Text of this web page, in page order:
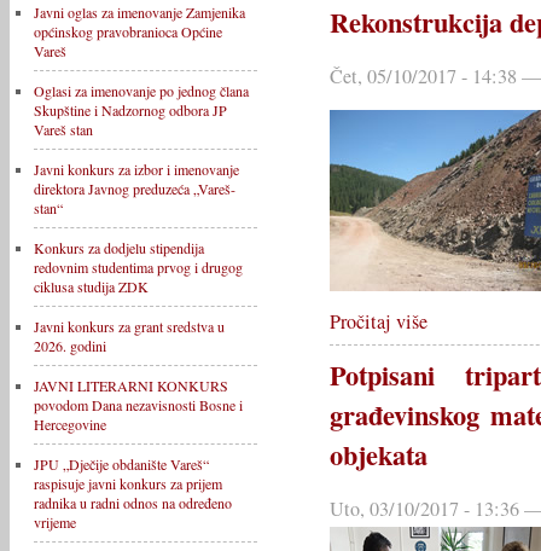
Javni oglas za imenovanje Zamjenika
općinskog pravobranioca Općine
Vareš
Oglasi za imenovanje po jednog člana
Skupštine i Nadzornog odbora JP
Vareš stan
Javni konkurs za izbor i imenovanje
direktora Javnog preduzeća „Vareš-
stan“
Konkurs za dodjelu stipendija
redovnim studentima prvog i drugog
ciklusa studija ZDK
Javni konkurs za grant sredstva u
2026. godini
JAVNI LITERARNI KONKURS
povodom Dana nezavisnosti Bosne i
Hercegovine
JPU „Dječije obdanište Vareš“
raspisuje javni konkurs za prijem
radnika u radni odnos na određeno
vrijeme
Rekonstrukcija
Čet, 05/10/2017 - 14:38
Pročitaj više
Potpisani
građevinskog
objekata
Uto, 03/10/2017 - 13:36